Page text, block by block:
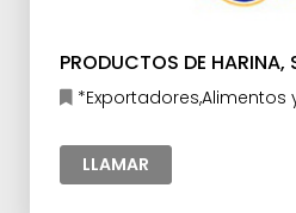
PRODUCTOS DE HARINA,
*Exportadores,Alimentos
LLAMAR